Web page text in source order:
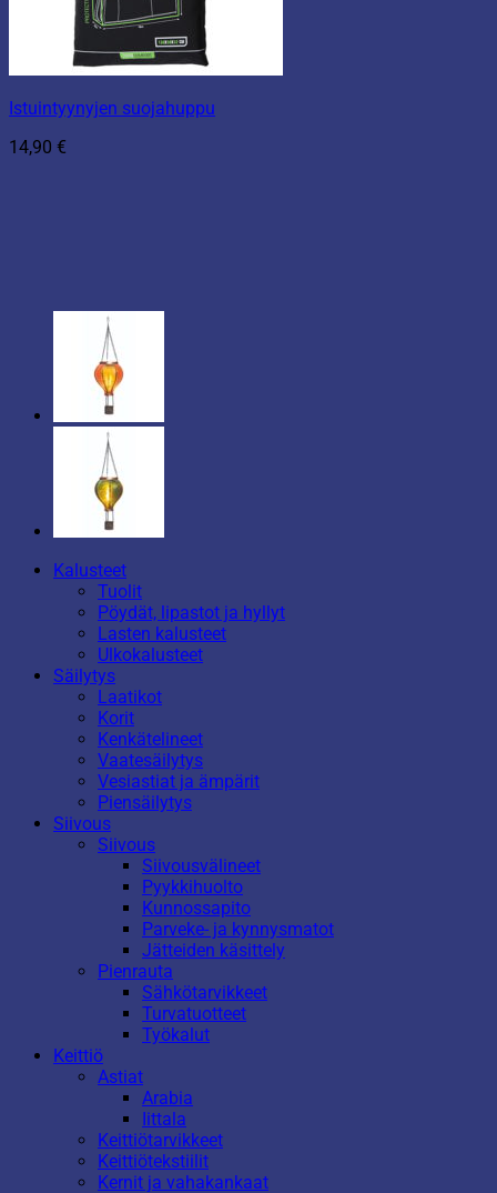
Istuintyynyjen suojahuppu
14,90 €
Kalusteet
Tuolit
Pöydät, lipastot ja hyllyt
Lasten kalusteet
Ulkokalusteet
Säilytys
Laatikot
Korit
Kenkätelineet
Vaatesäilytys
Vesiastiat ja ämpärit
Piensäilytys
Siivous
Siivous
Siivousvälineet
Pyykkihuolto
Kunnossapito
Parveke- ja kynnysmatot
Jätteiden käsittely
Pienrauta
Sähkötarvikkeet
Turvatuotteet
Työkalut
Keittiö
Astiat
Arabia
Iittala
Keittiötarvikkeet
Keittiötekstiilit
Kernit ja vahakankaat